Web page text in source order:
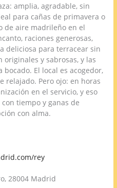
amplia, agradable, sin
para cañas de primavera o
de aire madrileño en el
raciones generosas,
deliciosa para terracear sin
originales y sabrosas, y las
bocado. El local es acogedor,
relajado. Pero ojo: en horas
en el servicio, y eso
tiempo y ganas de
con alma.
rey
28004 Madrid